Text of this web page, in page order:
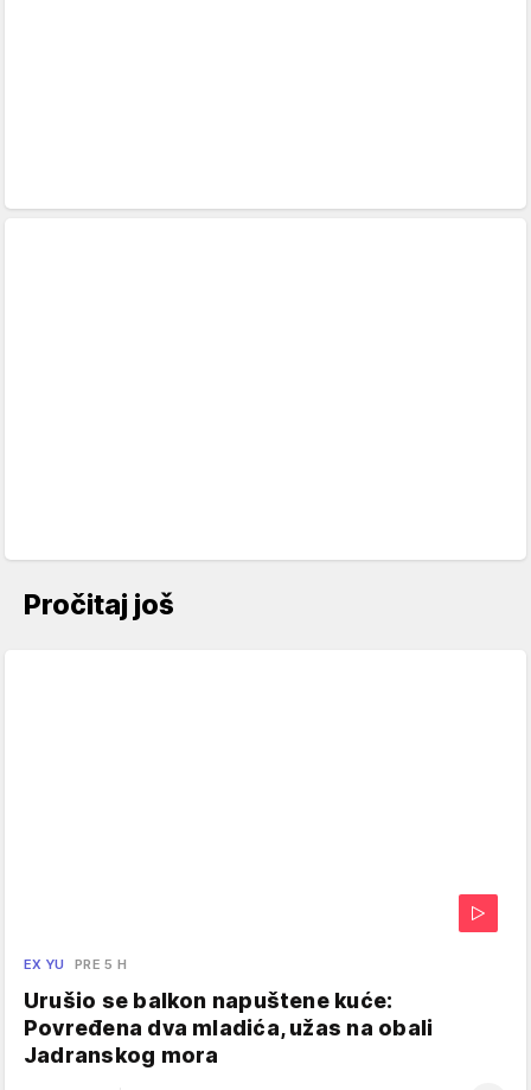
Pročitaj još
EX YU PRE 5 H
Urušio se balkon napuštene kuće:
Povređena dva mladića, užas na obali
Jadranskog mora